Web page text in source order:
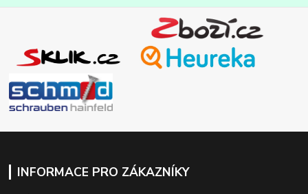
INFORMACE PRO ZÁKAZNÍKY